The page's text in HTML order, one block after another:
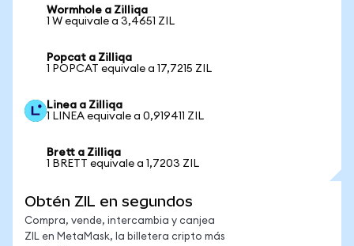
Wormhole a Zilliqa
1 W equivale a 3,4651 ZIL
Popcat a Zilliqa
1 POPCAT equivale a 17,7215 ZIL
Linea a Zilliqa
1 LINEA equivale a 0,919411 ZIL
Brett a Zilliqa
1 BRETT equivale a 1,7203 ZIL
Obtén ZIL en segundos
Compra, vende, intercambia y canjea
ZIL en MetaMask, la billetera cripto más